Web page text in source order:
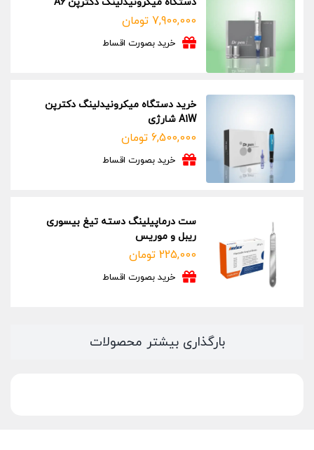
7,900,000 تومان
خرید بصورت اقساط
خرید دستگاه میکرونیدلینگ دکترپن
A1W شارژی
6,500,000 تومان
خرید بصورت اقساط
ست درماپیلینگ دسته تیغ بیسوری
ریبل و موریس
225,000 تومان
خرید بصورت اقساط
بارگذاری بیشتر محصولات